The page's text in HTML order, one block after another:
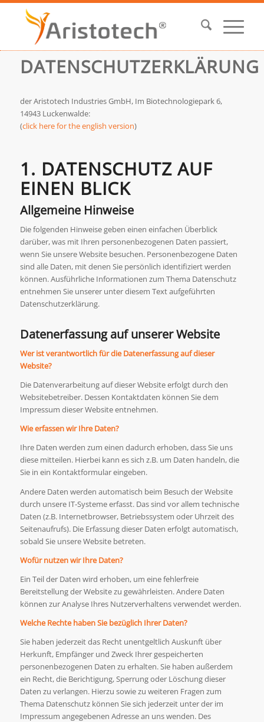
DATENSCHUTZERKLÄRUNG
der Aristotech Industries GmbH, Im Biotechnologiepark 6,
14943 Luckenwalde:
(click here for the english version)
1. DATENSCHUTZ AUF
EINEN BLICK
Allgemeine Hinweise
Die folgenden Hinweise geben einen einfachen Überblick
darüber, was mit Ihren personenbezogenen Daten passiert,
wenn Sie unsere Website besuchen. Personenbezogene Daten
sind alle Daten, mit denen Sie persönlich identifiziert werden
können. Ausführliche Informationen zum Thema Datenschutz
entnehmen Sie unserer unter diesem Text aufgeführten
Datenschutzerklärung.
Datenerfassung auf unserer Website
Wer ist verantwortlich für die Datenerfassung auf dieser
Website?
Die Datenverarbeitung auf dieser Website erfolgt durch den
Websitebetreiber. Dessen Kontaktdaten können Sie dem
Impressum dieser Website entnehmen.
Wie erfassen wir Ihre Daten?
Ihre Daten werden zum einen dadurch erhoben, dass Sie uns
diese mitteilen. Hierbei kann es sich z.B. um Daten handeln, die
Sie in ein Kontaktformular eingeben.
Andere Daten werden automatisch beim Besuch der Website
durch unsere IT-Systeme erfasst. Das sind vor allem technische
Daten (z.B. Internetbrowser, Betriebssystem oder Uhrzeit des
Seitenaufrufs). Die Erfassung dieser Daten erfolgt automatisch,
sobald Sie unsere Website betreten.
Wofür nutzen wir Ihre Daten?
Ein Teil der Daten wird erhoben, um eine fehlerfreie
Bereitstellung der Website zu gewährleisten. Andere Daten
können zur Analyse Ihres Nutzerverhaltens verwendet werden.
Welche Rechte haben Sie bezüglich Ihrer Daten?
Sie haben jederzeit das Recht unentgeltlich Auskunft über
Herkunft, Empfänger und Zweck Ihrer gespeicherten
personenbezogenen Daten zu erhalten. Sie haben außerdem
ein Recht, die Berichtigung, Sperrung oder Löschung dieser
Daten zu verlangen. Hierzu sowie zu weiteren Fragen zum
Thema Datenschutz können Sie sich jederzeit unter der im
Impressum angegebenen Adresse an uns wenden. Des